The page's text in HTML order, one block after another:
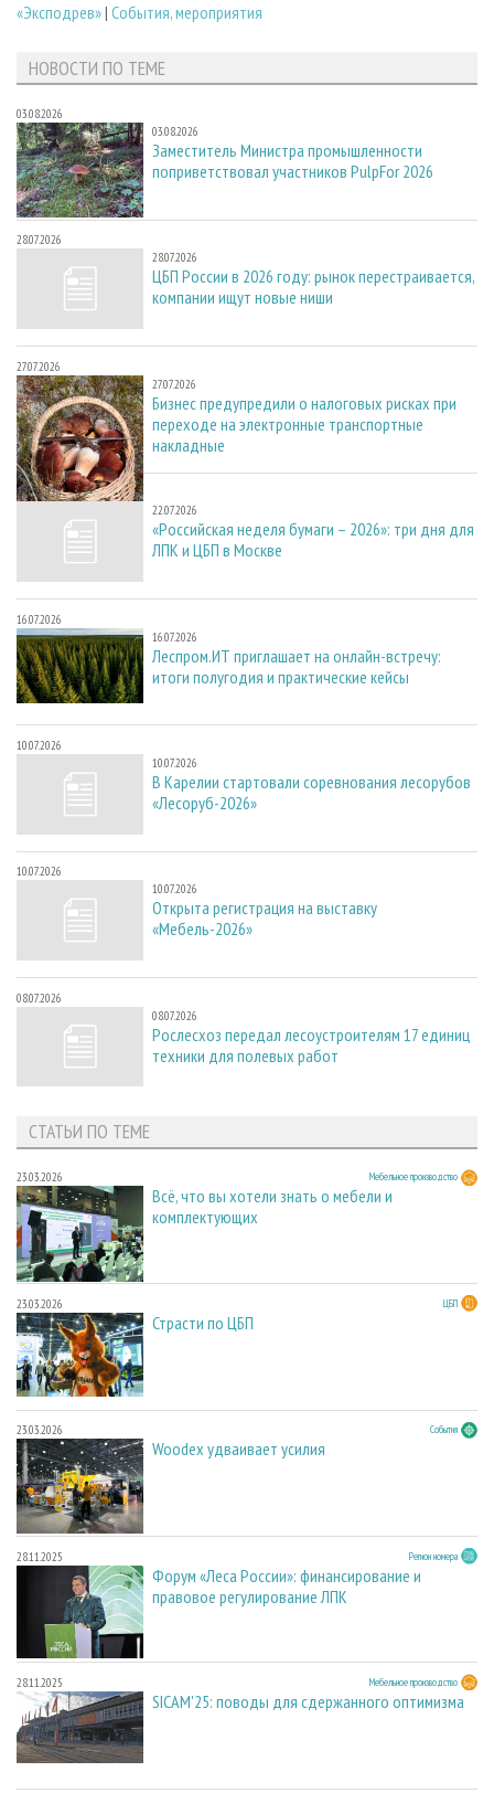
«Эксподрев»| События, мероприятия
НОВОСТИ ПО ТЕМЕ
03.08.2026
03.08.2026
Заместитель Министра промышленности
поприветствовал участников PulpFor 2026
28.07.2026
28.07.2026
ЦБП России в 2026 году: рынок перестраивается,
компании ищут новые ниши
27.07.2026
27.07.2026
Бизнес предупредили о налоговых рисках при
переходе на электронные транспортные
накладные
22.07.2026
22.07.2026
«Российская неделя бумаги – 2026»: три дня для
ЛПК и ЦБП в Москве
16.07.2026
16.07.2026
Леспром.ИТ приглашает на онлайн-встречу:
итоги полугодия и практические кейсы
10.07.2026
10.07.2026
В Карелии стартовали соревнования лесорубов
«Лесоруб-2026»
10.07.2026
10.07.2026
Открыта регистрация на выставку
«Мебель-2026»
08.07.2026
08.07.2026
Рослесхоз передал лесоустроителям 17 единиц
техники для полевых работ
СТАТЬИ ПО ТЕМЕ
23.03.2026 Мебельное производство
Всё, что вы хотели знать о мебели и
комплектующих
23.03.2026 ЦБП
Страсти по ЦБП
23.03.2026 События
Woodex удваивает усилия
28.11.2025 Регион номера
Форум «Леса России»: финансирование и
правовое регулирование ЛПК
28.11.2025 Мебельное производство
SICAM'25: поводы для сдержанного оптимизма